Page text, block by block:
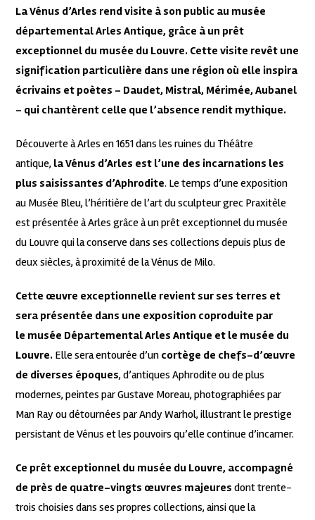
La Vénus d’Arles rend visite à son public au musée
départemental Arles Antique, grâce à un prêt
exceptionnel du musée du Louvre. Cette visite revêt une
signification particulière dans une région où elle inspira
écrivains et poètes – Daudet, Mistral, Mérimée, Aubanel
– qui chantèrent celle que l’absence rendit mythique.
Découverte à Arles en 1651 dans les ruines du Théâtre
antique, la Vénus d’Arles est l’une des incarnations les
plus saisissantes d’Aphrodite. Le temps d’une exposition
au Musée Bleu, l’héritière de l’art du sculpteur grec Praxitèle
est présentée à Arles grâce à un prêt exceptionnel du musée
du Louvre qui la conserve dans ses collections depuis plus de
deux siècles, à proximité de la Vénus de Milo.
Cette œuvre exceptionnelle revient sur ses terres et
sera présentée dans une exposition coproduite par
le musée Départemental Arles Antique et le musée du
Louvre. Elle sera entourée d’un cortège de chefs-d’œuvre
de diverses époques, d’antiques Aphrodite ou de plus
modernes, peintes par Gustave Moreau, photographiées par
Man Ray ou détournées par Andy Warhol, illustrant le prestige
persistant de Vénus et les pouvoirs qu’elle continue d’incarner.
Ce prêt exceptionnel du musée du Louvre, accompagné
de près de quatre-vingts œuvres majeures dont trente-
trois choisies dans ses propres collections, ainsi que la